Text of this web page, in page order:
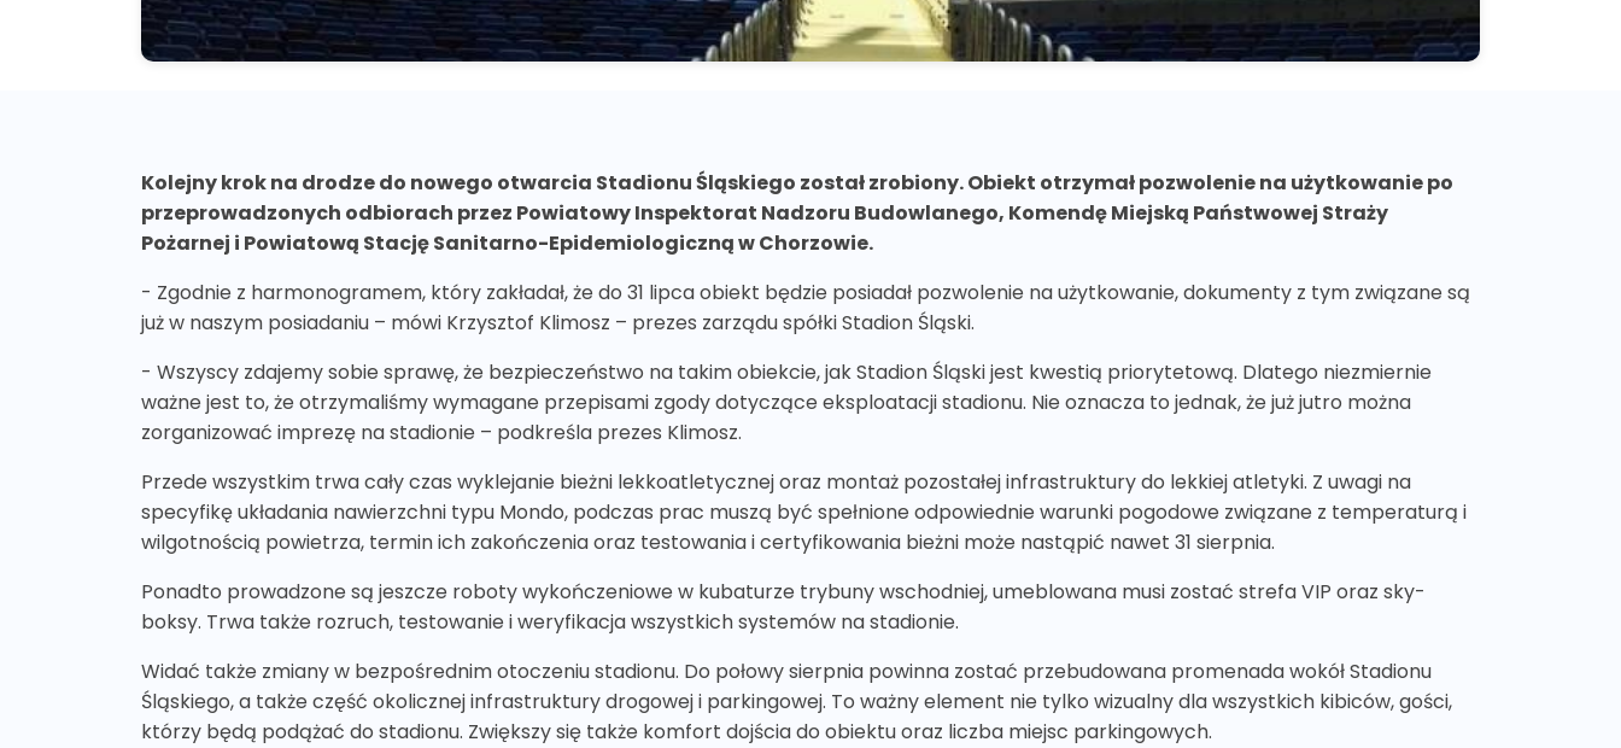
Kolejny krok na drodze do nowego otwarcia Stadionu Śląskiego został zrobiony. Obiekt otrzymał pozwolenie na użytkowanie po
przeprowadzonych odbiorach przez Powiatowy Inspektorat Nadzoru Budowlanego, Komendę Miejską Państwowej Straży
Pożarnej i Powiatową Stację Sanitarno-Epidemiologiczną w Chorzowie.
- Zgodnie z harmonogramem, który zakładał, że do 31 lipca obiekt będzie posiadał pozwolenie na użytkowanie, dokumenty z tym związane są
już w naszym posiadaniu – mówi Krzysztof Klimosz – prezes zarządu spółki Stadion Śląski.
- Wszyscy zdajemy sobie sprawę, że bezpieczeństwo na takim obiekcie, jak Stadion Śląski jest kwestią priorytetową. Dlatego niezmiernie
ważne jest to, że otrzymaliśmy wymagane przepisami zgody dotyczące eksploatacji stadionu. Nie oznacza to jednak, że już jutro można
zorganizować imprezę na stadionie – podkreśla prezes Klimosz.
Przede wszystkim trwa cały czas wyklejanie bieżni lekkoatletycznej oraz montaż pozostałej infrastruktury do lekkiej atletyki. Z uwagi na
specyfikę układania nawierzchni typu Mondo, podczas prac muszą być spełnione odpowiednie warunki pogodowe związane z temperaturą i
wilgotnością powietrza, termin ich zakończenia oraz testowania i certyfikowania bieżni może nastąpić nawet 31 sierpnia.
Ponadto prowadzone są jeszcze roboty wykończeniowe w kubaturze trybuny wschodniej, umeblowana musi zostać strefa VIP oraz sky-
boksy. Trwa także rozruch, testowanie i weryfikacja wszystkich systemów na stadionie.
Widać także zmiany w bezpośrednim otoczeniu stadionu. Do połowy sierpnia powinna zostać przebudowana promenada wokół Stadionu
Śląskiego, a także część okolicznej infrastruktury drogowej i parkingowej. To ważny element nie tylko wizualny dla wszystkich kibiców, gości,
którzy będą podążać do stadionu. Zwiększy się także komfort dojścia do obiektu oraz liczba miejsc parkingowych.